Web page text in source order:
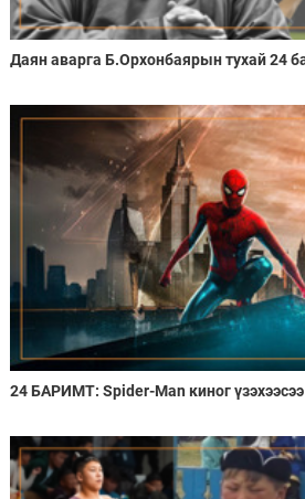
Даян аварга Б.Орхонбаярын тухай 24
24 БАРИМТ: Spider-Man киног